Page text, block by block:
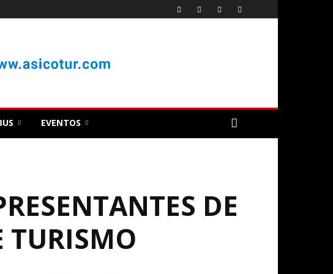
EVENTOS
DE
TURISMO